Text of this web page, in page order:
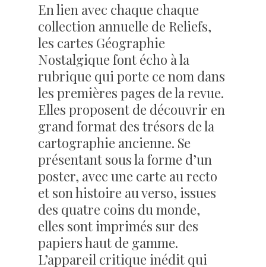
En lien avec chaque chaque
collection annuelle de Reliefs,
les cartes Géographie
Nostalgique font écho à la
rubrique qui porte ce nom dans
les premières pages de la revue.
Elles proposent de découvrir en
grand format des trésors de la
cartographie ancienne. Se
présentant sous la forme d’un
poster, avec une carte au recto
et son histoire au verso, issues
des quatre coins du monde,
elles sont imprimés sur des
papiers haut de gamme.
L’appareil critique inédit qui